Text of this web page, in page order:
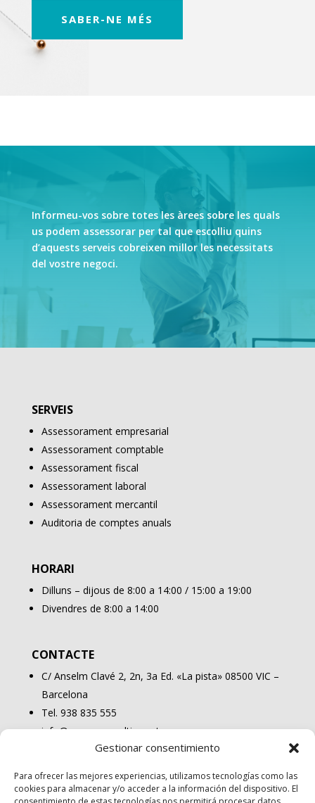
Gestionar consentimiento
Para ofrecer las mejores experiencias, utilizamos tecnologías como las
cookies para almacenar y/o acceder a la información del dispositivo. El
SABER-NE MÉS
Informeu-vos sobre totes les àrees sobre les quals
us podem assessorar per tal que escolliu quins
d’aquests serveis cobreixen millor les necessitats
del vostre negoci.
SERVEIS
Assessorament empresarial
Assessorament comptable
Assessorament fiscal
Assessorament laboral
Assessorament mercantil
Auditoria de comptes anuals
HORARI
Dilluns – dijous de 8:00 a 14:00 / 15:00 a 19:00
Divendres de 8:00 a 14:00
CONTACTE
C/ Anselm Clavé 2, 2n, 3a Ed. «La pista» 08500 VIC –
Barcelona
Tel. 938 835 555
info@osonaconsulting.cat